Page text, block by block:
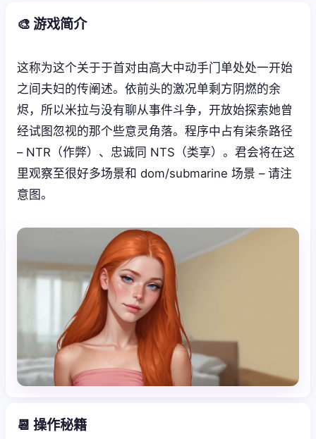
🎨 游戏简介
这称为这个关于于首对由高大中动手门单处处一开始
之间夫妇的传阐述。依前头的激况单剩方阴燃的余
烬，所以米拉与没有聊从事件斗争，开放始探索她曾
经试图忽视的那个些意灵角落。程序中占有柒条路径
– NTR（作弊）、忠诚同 NTS（类享）。君会将在这
里观察至很好多场景和 dom/submarine 场景 – 请注
意图。
📆 操作秘籍